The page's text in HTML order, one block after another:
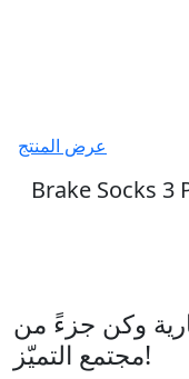
عرض المنتج
Brake Socks 3
وكن جزءً من
مجتمع التميّز!